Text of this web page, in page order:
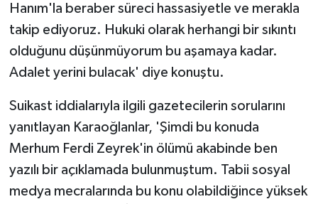
Hanım'la beraber süreci hassasiyetle ve merakla
takip ediyoruz. Hukuki olarak herhangi bir sıkıntı
olduğunu düşünmüyorum bu aşamaya kadar.
Adalet yerini bulacak' diye konuştu.
Suikast iddialarıyla ilgili gazetecilerin sorularını
yanıtlayan Karaoğlanlar, 'Şimdi bu konuda
Merhum Ferdi Zeyrek'in ölümü akabinde ben
yazılı bir açıklamada bulunmuştum. Tabii sosyal
medya mecralarında bu konu olabildiğince yüksek